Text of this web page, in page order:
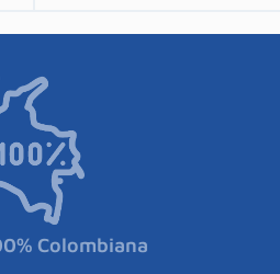
Colombiana